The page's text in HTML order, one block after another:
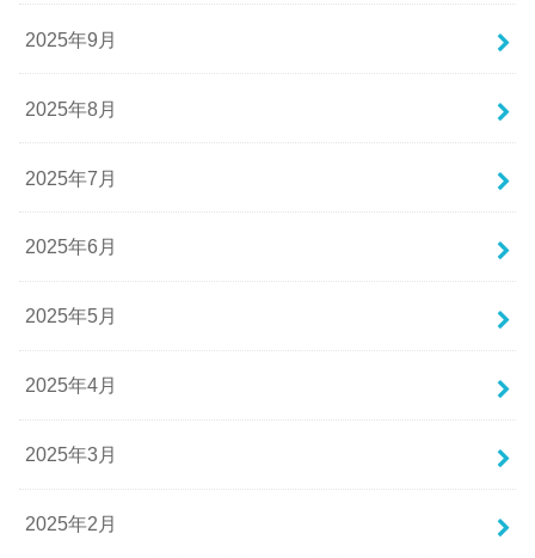
2025年9月
2025年8月
2025年7月
2025年6月
2025年5月
2025年4月
2025年3月
2025年2月